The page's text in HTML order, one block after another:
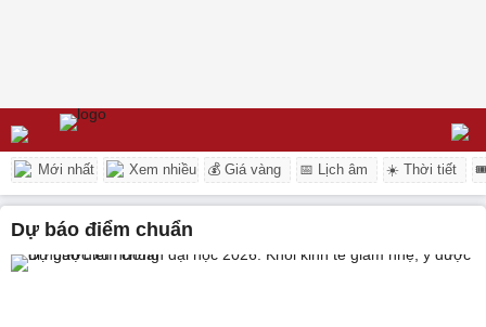
Mới nhất Xem nhiều 💰 Giá vàng 📅 Lịch âm ☀️ Thời tiết
dự báo điểm chuẩn